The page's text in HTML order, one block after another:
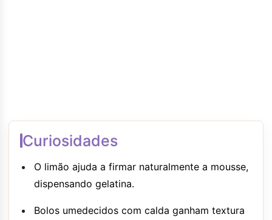
Curiosidades
O limão ajuda a firmar naturalmente a mousse,
dispensando gelatina.
Bolos umedecidos com calda ganham textura